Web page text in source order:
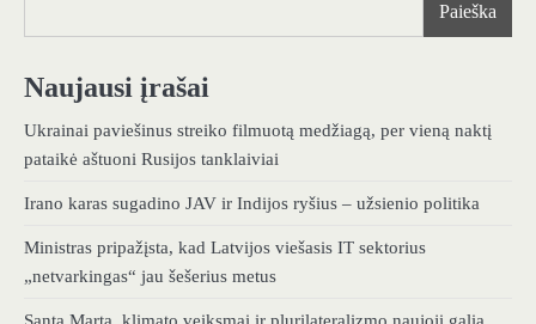
Paieška
Naujausi įrašai
Ukrainai paviešinus streiko filmuotą medžiagą, per vieną naktį
pataikė aštuoni Rusijos tanklaiviai
Irano karas sugadino JAV ir Indijos ryšius – užsienio politika
Ministras pripažįsta, kad Latvijos viešasis IT sektorius
„netvarkingas“ jau šešerius metus